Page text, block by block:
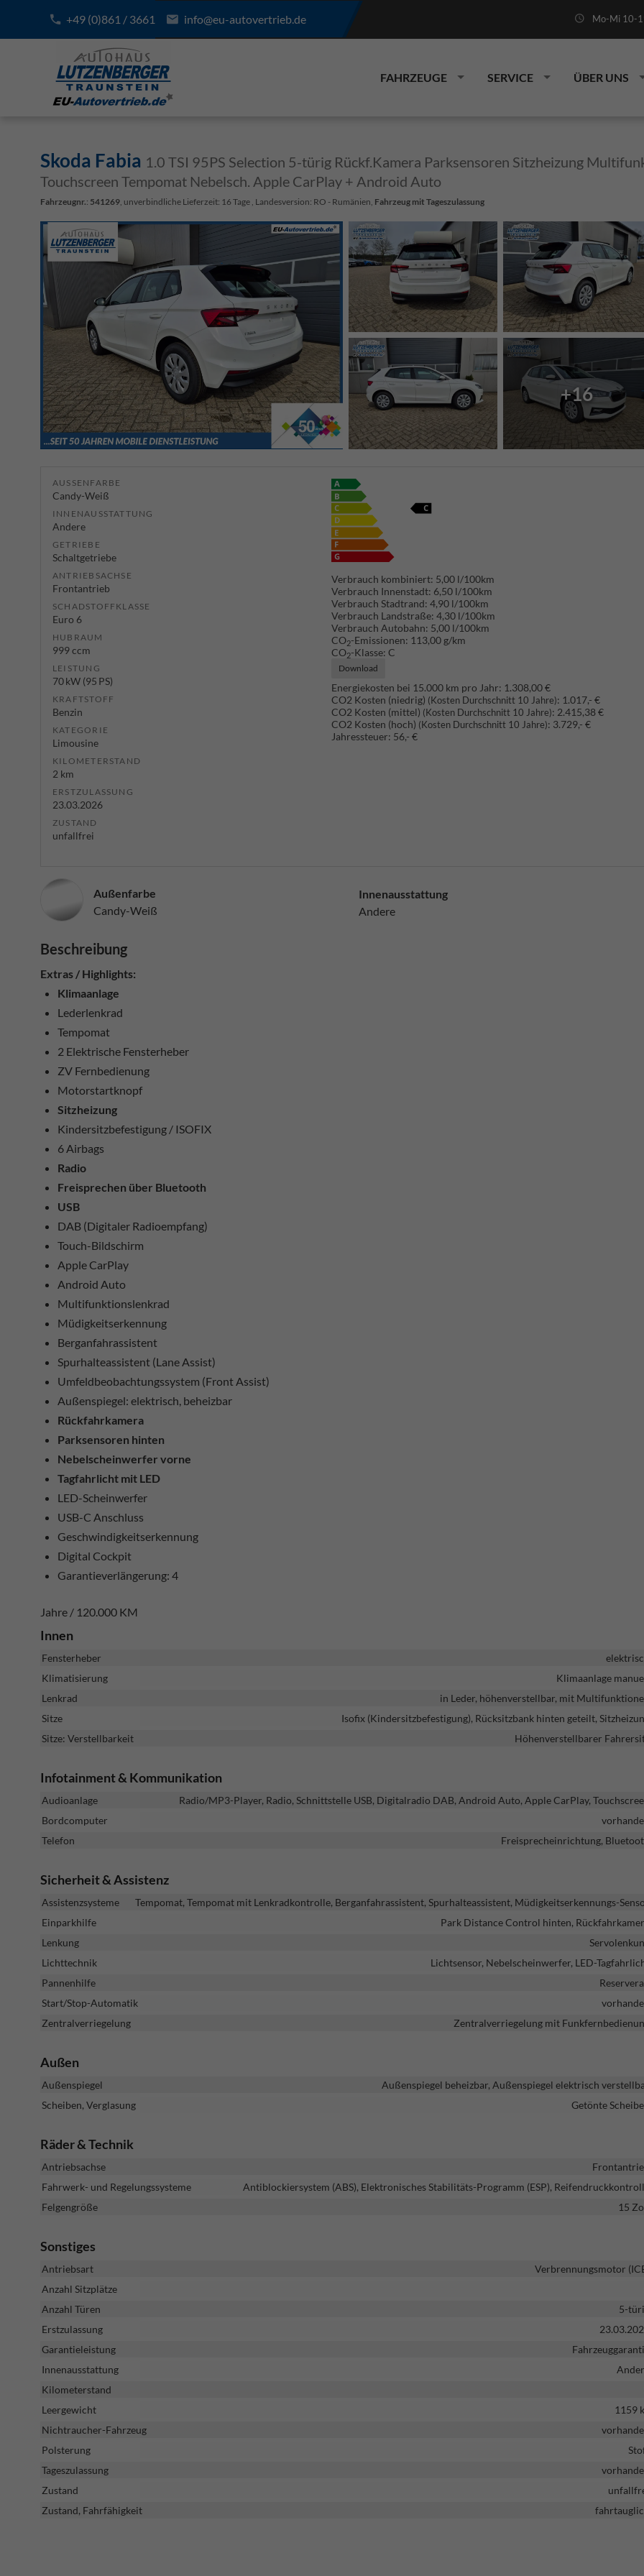
+49 (0)861 / 3661 info@eu-autovertrieb.de Mo-Mi 10-
FAHRZEUGE SERVICE ÜBER UNS
Skoda Fabia 1.0 TSI 95PS Selection 5-türig Rückf.Kamera Parksensoren Sitzheizung
Touchscreen Tempomat Nebelsch. Apple CarPlay + Android Auto
Fahrzeugnr.: 541269 , unverbindliche Lieferzeit: 16 Tage , Landesversion: RO - Rumänien, Fahrzeug mit Tageszulassung
+16
AUSSENFARBE
Candy-Weiß
INNENAUSSTATTUNG
Andere
GETRIEBE
Schaltgetriebe
ANTRIEBSACHSE
Frontantrieb
SCHADSTOFFKLASSE
Euro 6
HUBRAUM
999 ccm
LEISTUNG
70 kW (95 PS)
KRAFTSTOFF
Benzin
KATEGORIE
Limousine
KILOMETERSTAND
2 km
ERSTZULASSUNG
23.03.2026
ZUSTAND
unfallfrei
Verbrauch kombiniert: 5,00 l/100km
Verbrauch Innenstadt: 6,50 l/100km
Verbrauch Stadtrand: 4,90 l/100km
Verbrauch Landstraße: 4,30 l/100km
Verbrauch Autobahn: 5,00 l/100km
CO2-Emissionen: 113,00 g/km
CO2-Klasse: C
Download
Energiekosten bei 15.000 km pro Jahr: 1.308,00 €
CO2 Kosten (niedrig) (Kosten Durchschnitt 10 Jahre): 1.017,- €
CO2 Kosten (mittel) (Kosten Durchschnitt 10 Jahre): 2.415,38 €
CO2 Kosten (hoch) (Kosten Durchschnitt 10 Jahre): 3.729,- €
Jahressteuer: 56,- €
Außenfarbe
Candy-Weiß
Innenausstattung
Andere
Beschreibung
Extras / Highlights:
Klimaanlage
Lederlenkrad
Tempomat
2 Elektrische Fensterheber
ZV Fernbedienung
Motorstartknopf
Sitzheizung
Kindersitzbefestigung / ISOFIX
6 Airbags
Radio
Freisprechen über Bluetooth
USB
DAB (Digitaler Radioempfang)
Touch-Bildschirm
Apple CarPlay
Android Auto
Multifunktionslenkrad
Müdigkeitserkennung
Berganfahrassistent
Spurhalteassistent (Lane Assist)
Umfeldbeobachtungssystem (Front Assist)
Außenspiegel: elektrisch, beheizbar
Rückfahrkamera
Parksensoren hinten
Nebelscheinwerfer vorne
Tagfahrlicht mit LED
LED-Scheinwerfer
USB-C Anschluss
Geschwindigkeitserkennung
Digital Cockpit
Garantieverlängerung: 4
Jahre / 120.000 KM
Innen
Fensterheber
Klimatisierung
Klimaanlage
Lenkrad
in Leder, höhenverstellbar, mit
Sitze
Isofix (Kindersitzbefestigung), Rücksitzbank hinten geteilt,
Sitze: Verstellbarkeit
Höhenverstellbarer
Infotainment & Kommunikation
Audioanlage
Radio/MP3-Player, Radio, Schnittstelle USB, Digitalradio DAB, Android Auto, Apple CarPlay,
Bordcomputer
Telefon
Freisprecheinrichtung,
Sicherheit & Assistenz
Assistenzsysteme
Tempomat, Tempomat mit Lenkradkontrolle, Berganfahrassistent, Spurhalteassistent, Müdigkeitserkennungs-
Einparkhilfe
Park Distance Control hinten,
Lenkung
Lichttechnik
Lichtsensor, Nebelscheinwerfer, LED-
Pannenhilfe
Start/Stop-Automatik
Zentralverriegelung
Zentralverriegelung mit
Außen
Außenspiegel
Außenspiegel beheizbar, Außenspiegel elektrisch
Scheiben, Verglasung
Getönte
Räder & Technik
Antriebsachse
Fahrwerk- und Regelungssysteme
Antiblockiersystem (ABS), Elektronisches Stabilitäts-Programm (ESP),
Felgengröße
15
Sonstiges
Antriebsart
Verbrennungsmotor
Anzahl Sitzplätze
Anzahl Türen
5-
Erstzulassung
Garantieleistung
Innenausstattung
Kilometerstand
Leergewicht
1159
Nichtraucher-Fahrzeug
Polsterung
Tageszulassung
Zustand
Zustand, Fahrfähigkeit